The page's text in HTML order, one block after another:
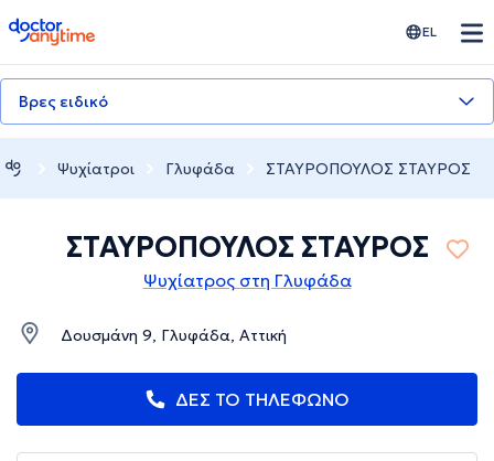
doctoranytime EL
Βρες ειδικό
Ψυχίατροι Γλυφάδα ΣΤΑΥΡΟΠΟΥΛΟΣ ΣΤΑΥΡΟΣ
ΣΤΑΥΡΟΠΟΥΛΟΣ ΣΤΑΥΡΟΣ
Ψυχίατρος στη Γλυφάδα
Δουσμάνη 9, Γλυφάδα, Αττική
ΔΕΣ ΤΟ ΤΗΛΕΦΩΝΟ